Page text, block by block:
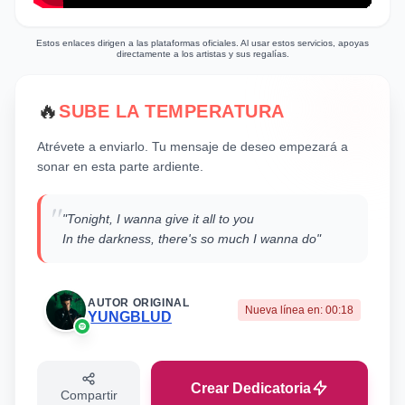
Estos enlaces dirigen a las plataformas oficiales. Al usar estos servicios, apoyas
directamente a los artistas y sus regalías.
🔥SUBE LA TEMPERATURA
Atrévete a enviarlo. Tu mensaje de deseo empezará a
sonar en esta parte ardiente.
""Tonight, I wanna give it all to you
In the darkness, there's so much I wanna do"
AUTOR ORIGINAL
YUNGBLUD Nueva línea en: 00:18
Compartir Crear Dedicatoria